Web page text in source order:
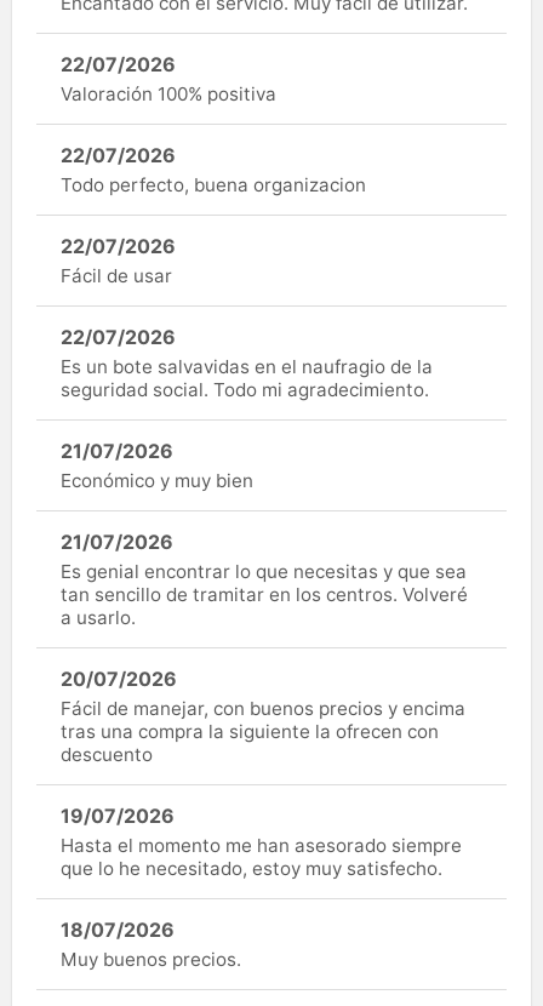
22/07/2026
Valoración 100% positiva
22/07/2026
Todo perfecto, buena organizacion
22/07/2026
Fácil de usar
22/07/2026
Es un bote salvavidas en el naufragio de la
seguridad social. Todo mi agradecimiento.
21/07/2026
Económico y muy bien
21/07/2026
Es genial encontrar lo que necesitas y que sea
tan sencillo de tramitar en los centros. Volveré
a usarlo.
20/07/2026
Fácil de manejar, con buenos precios y encima
tras una compra la siguiente la ofrecen con
descuento
19/07/2026
Hasta el momento me han asesorado siempre
que lo he necesitado, estoy muy satisfecho.
18/07/2026
Muy buenos precios.